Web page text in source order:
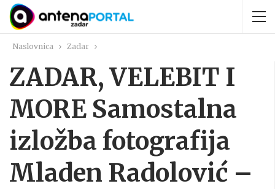
Naslovnica Zadar
ZADAR, VELEBIT I
MORE Samostalna
izložba fotografija
Mladen Radolović –